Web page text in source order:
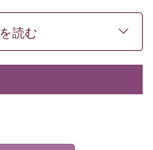
す。
渡って競い合う「全国新
。
や独創的な技術を詰め込
ください。
読む